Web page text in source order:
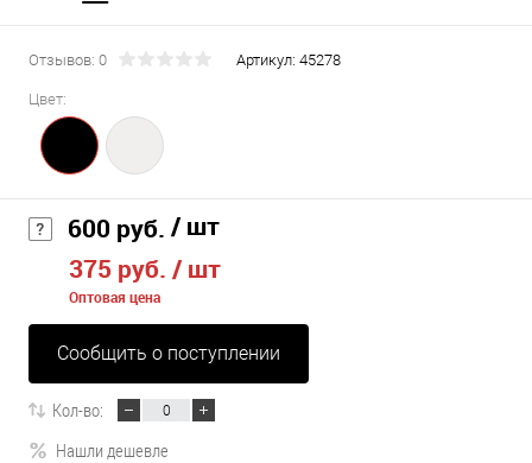
Отзывов: 0 Артикул: 45278
Цвет:
600 руб. / шт
375 руб. / шт
Оптовая цена
Сообщить о поступлении
Кол-во:
Нашли дешевле